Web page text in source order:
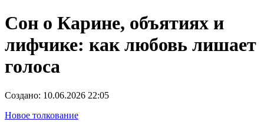
Сон о Карине, объятиях и
лифчике: как любовь лишает
голоса
Создано: 10.06.2026 22:05
Новое толкование